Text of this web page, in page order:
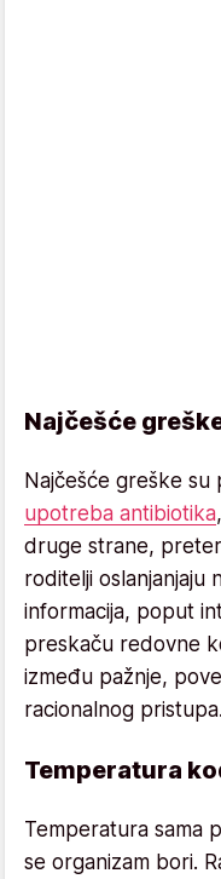
Najčešće
Najčešće greške su
upotreba antibiotika
druge strane,
roditelji oslanjanjaju
informacija, poput
preskaču redovne
između pažnje,
racionalnog pristupa.
Temperatura
Temperatura sama
se organizam bori.